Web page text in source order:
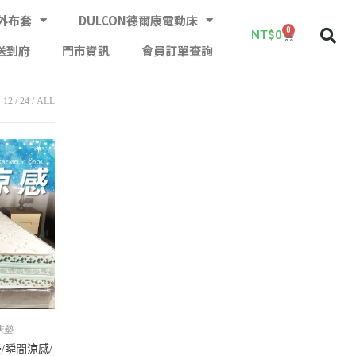
布套
DULCON德爾康電動床
到府
門市資訊 會員訂單查詢
NT$0 0
12 24 ALL
墊
瞬間涼感/